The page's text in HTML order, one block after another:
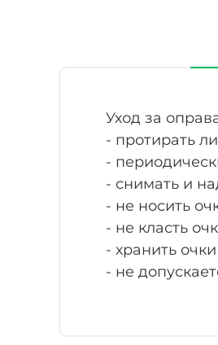
Уход за
- протирать
-
- снимать и
- не носить
- не класть
- хранить
- не